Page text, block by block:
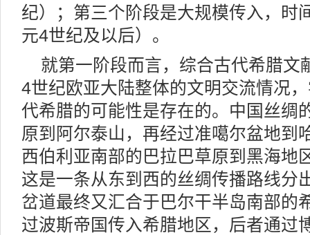
纪）；第三个阶段是大规模传入，时
元4世纪及以后）。
就第一阶段而言，综合古代希腊
4世纪欧亚大陆整体的文明交流情况
代希腊的可能性是存在的。中国丝绸
原到阿尔泰山，再经过准噶尔盆地到
西伯利亚南部的巴拉巴草原到黑海地
这是一条从东到西的丝绸传播路线分
岔道最终又汇合于巴尔干半岛南部的
过波斯帝国传入希腊地区，后者通过